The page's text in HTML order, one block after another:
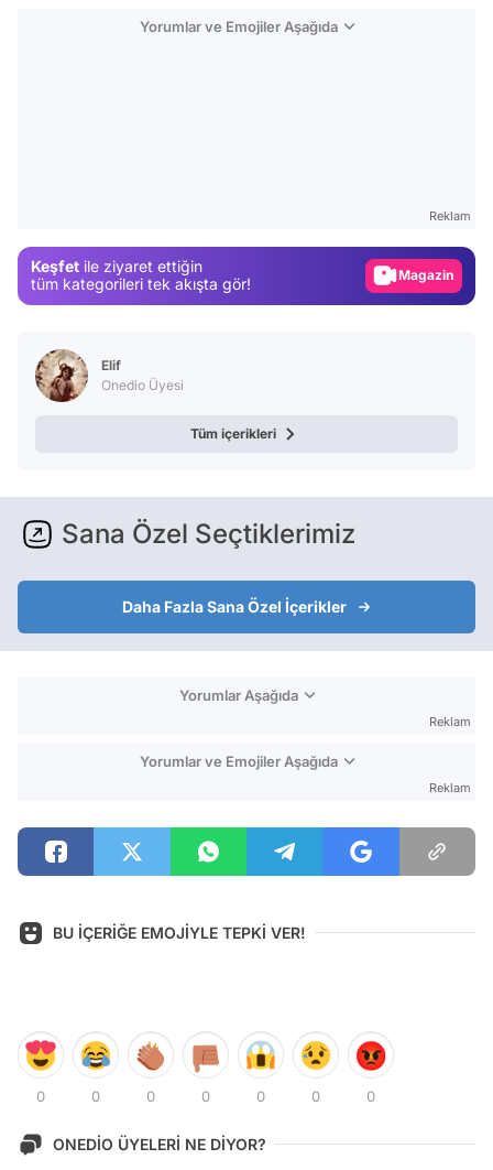
Yorumlar ve Emojiler Aşağıda
Reklam
Keşfet ile ziyaret ettiğin
tüm kategorileri tek akışta gör!
Magazin
Elif
Onedio Üyesi
Tüm içerikleri
Sana Özel Seçtiklerimiz
Daha Fazla Sana Özel İçerikler
Yorumlar Aşağıda
Reklam
Yorumlar ve Emojiler Aşağıda
Reklam
BU İÇERİĞE EMOJİYLE TEPKİ VER!
0 0 0 0 0 0 0
ONEDİO ÜYELERİ NE DİYOR?